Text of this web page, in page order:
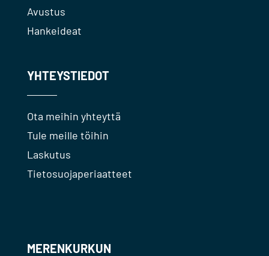
Avustus
Hankeideat
YHTEYSTIEDOT
Ota meihin yhteyttä
Tule meille töihin
Laskutus
Tietosuojaperiaatteet
MERENKURKUN